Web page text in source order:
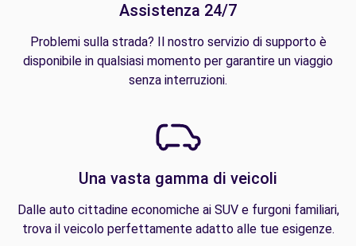
Assistenza 24/7
Problemi sulla strada? Il nostro servizio di supporto è
disponibile in qualsiasi momento per garantire un viaggio
senza interruzioni.
Una vasta gamma di veicoli
Dalle auto cittadine economiche ai SUV e furgoni familiari,
trova il veicolo perfettamente adatto alle tue esigenze.